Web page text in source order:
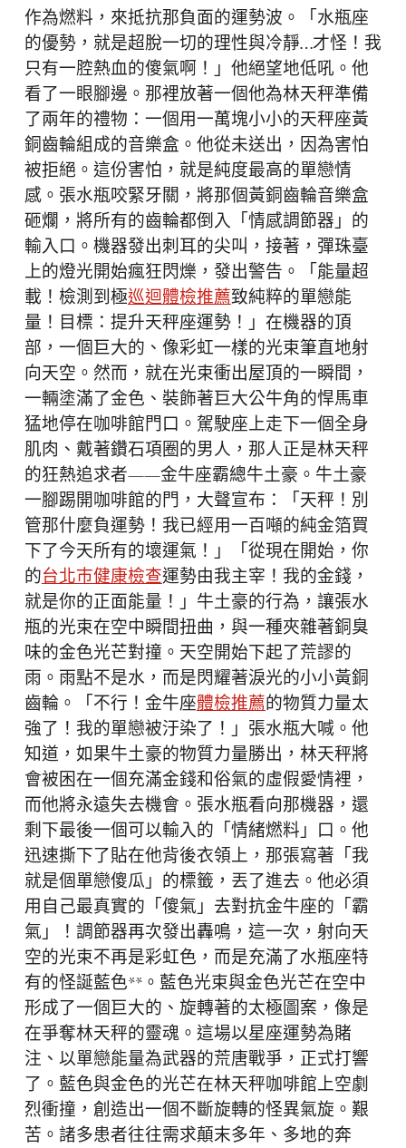
作為燃料，來抵抗那負面的運勢波。「水瓶座
的優勢，就是超脫一切的理性與冷靜…才怪！我
只有一腔熱血的傻氣啊！」他絕望地低吼。他
看了一眼腳邊。那裡放著一個他為林天秤準備
了兩年的禮物：一個用一萬塊小小的天秤座黃
銅齒輪組成的音樂盒。他從未送出，因為害怕
被拒絕。這份害怕，就是純度最高的單戀情
感。張水瓶咬緊牙關，將那個黃銅齒輪音樂盒
砸爛，將所有的齒輪都倒入「情感調節器」的
輸入口。機器發出刺耳的尖叫，接著，彈珠臺
上的燈光開始瘋狂閃爍，發出警告。「能量超
載！檢測到極巡迴體檢推薦致純粹的單戀能
量！目標：提升天秤座運勢！」在機器的頂
部，一個巨大的、像彩虹一樣的光束筆直地射
向天空。然而，就在光束衝出屋頂的一瞬間，
一輛塗滿了金色、裝飾著巨大公牛角的悍馬車
猛地停在咖啡館門口。駕駛座上走下一個全身
肌肉、戴著鑽石項圈的男人，那人正是林天秤
的狂熱追求者——金牛座霸總牛土豪。牛土豪
一腳踢開咖啡館的門，大聲宣布：「天秤！別
管那什麼負運勢！我已經用一百噸的純金箔買
下了今天所有的壞運氣！」「從現在開始，你
的台北巿健康檢查運勢由我主宰！我的金錢，
就是你的正面能量！」牛土豪的行為，讓張水
瓶的光束在空中瞬間扭曲，與一種夾雜著銅臭
味的金色光芒對撞。天空開始下起了荒謬的
雨。雨點不是水，而是閃耀著淚光的小小黃銅
齒輪。「不行！金牛座體檢推薦的物質力量太
強了！我的單戀被汙染了！」張水瓶大喊。他
知道，如果牛土豪的物質力量勝出，林天秤將
會被困在一個充滿金錢和俗氣的虛假愛情裡，
而他將永遠失去機會。張水瓶看向那機器，還
剩下最後一個可以輸入的「情緒燃料」口。他
迅速撕下了貼在他背後衣領上，那張寫著「我
就是個單戀傻瓜」的標籤，丟了進去。他必須
用自己最真實的「傻氣」去對抗金牛座的「霸
氣」！調節器再次發出轟鳴，這一次，射向天
空的光束不再是彩虹色，而是充滿了水瓶座特
有的怪誕藍色**。藍色光束與金色光芒在空中
形成了一個巨大的、旋轉著的太極圖案，像是
在爭奪林天秤的靈魂。這場以星座運勢為賭
注、以單戀能量為武器的荒唐戰爭，正式打響
了。藍色與金色的光芒在林天秤咖啡館上空劇
烈衝撞，創造出一個不斷旋轉的怪異氣旋。艱
苦。諸多患者往往需求顛末多年、多地的奔